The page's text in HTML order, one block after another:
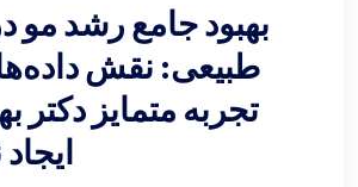
بهبود جامع رشد مو
طبیعی: نقش
تجربه متمایز دکتر
ایجاد